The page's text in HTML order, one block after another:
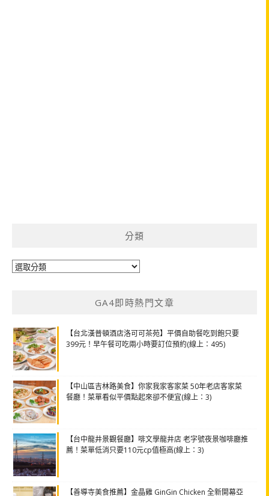
分類
分
GA4即時熱門文章
【台北漢普頓酒店洛可可茶苑】平價自助餐吃到飽只要
399元！早午餐可吃兩小時要訂位預約(線上：495)
【中山區吉林路美食】你家我家客家菜 50年老店客家菜
餐廳！菜單看似平價點起來卻不便宜(線上：3)
【台中龍井景觀餐廳】啡文學龍井店 老字號夜景咖啡廳推
薦！菜單低消只要110元cp值極高(線上：3)
【善導寺美食推薦】金晶雞 GinGin Chicken 全新開幕亞